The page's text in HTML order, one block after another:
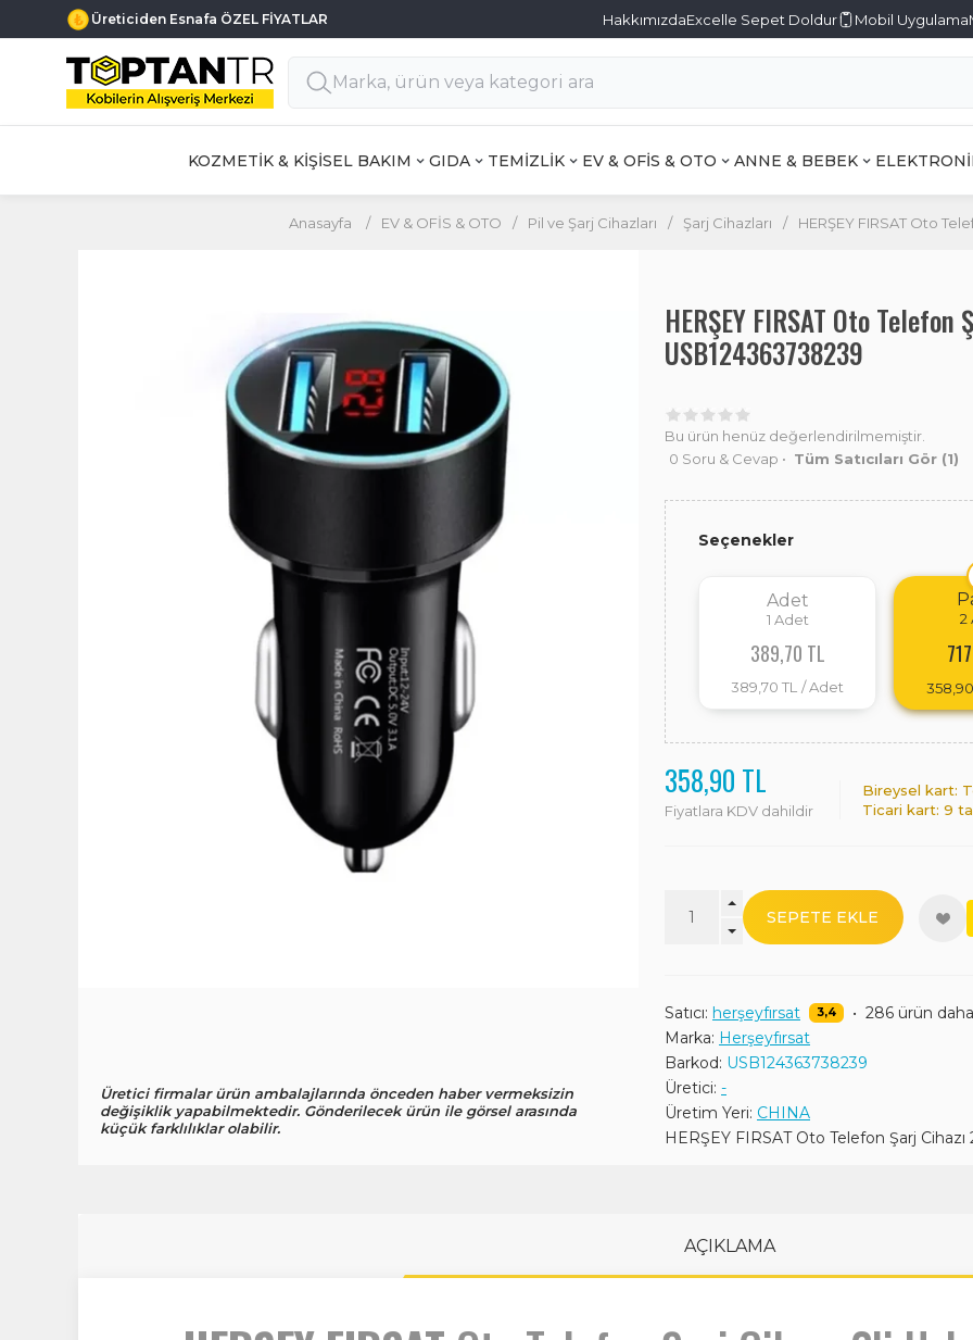
Üreticiden Esnafa ÖZEL FİYATLAR HakkımızdaExcelle Sepet Doldur Mobil Uygulama
KOZMETİK & KİŞİSEL BAKIM GIDA TEMİZLİK EV & OFİS & OTO ANNE & BEBEK
Anasayfa / EV & OFİS & OTO / Pil ve Şarj Cihazları / Şarj Cihazları / HERŞEY FIRSAT Oto
Üretici firmalar ürün ambalajlarında önceden haber vermeksizin
değişiklik yapabilmektedir. Gönderilecek ürün ile görsel arasında
küçük farklılıklar olabilir.
HERŞEY FIRSAT Oto
USB124363738239
Bu ürün henüz değerlendirilmemiştir.
0 Soru & Cevap • Tüm Satıcıları Gör (1)
Seçenekler
Adet
1 Adet
389,70 TL
389,70 TL / Adet
2
358,90 TL
Fiyatlara KDV dahildir
Bireysel kart:
Ticari kart: 9
SEPETE EKLE
Satıcı: herşeyfırsat 3,4 • 286 ürün daha
Marka: Herşeyfırsat
Barkod: USB124363738239
Üretici: -
Üretim Yeri: CHINA
HERŞEY FIRSAT Oto Telefon Şarj Cihazı
AÇIKLAMA